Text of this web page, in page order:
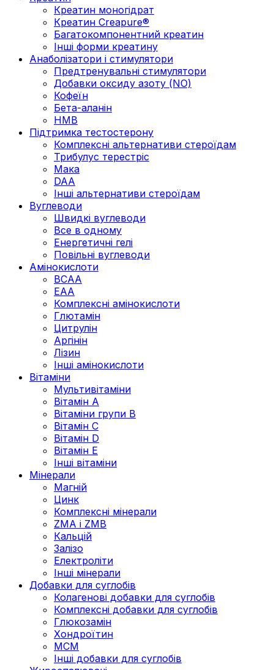
Креатин моногідрат
Креатин Creapure®
Багатокомпонентний креатин
Інші форми креатину
Анаболізатори і стимулятори
Предтренувальні стимулятори
Добавки оксиду азоту (NO)
Кофеїн
Бета-аланін
HMB
Підтримка тестостерону
Комплексні альтернативи стероїдам
Трибулус терестріс
Мака
DAA
Інші альтернативи стероїдам
Вуглеводи
Швидкі вуглеводи
Все в одному
Енергетичні гелі
Повільні вуглеводи
Амінокислоти
BCAA
EAA
Комплексні амінокислоти
Глютамін
Цитрулін
Аргінін
Лізин
Інші амінокислоти
Вітаміни
Мультивітаміни
Вітамін А
Вітаміни групи В
Вітамін C
Вітамін D
Вітамін Е
Інші вітаміни
Мінерали
Магній
Цинк
Комплексні мінерали
ZMA і ZMB
Кальцій
Залізо
Електроліти
Інші мінерали
Добавки для суглобів
Колагенові добавки для суглобів
Комплексні добавки для суглобів
Глюкозамін
Хондроїтин
МСМ
Інші добавки для суглобів